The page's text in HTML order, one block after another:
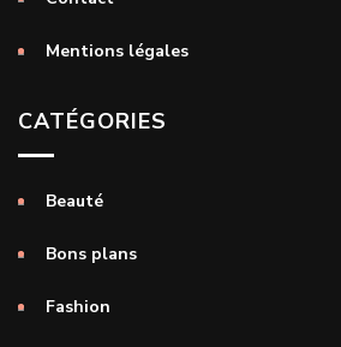
Mentions légales
CATÉGORIES
Beauté
Bons plans
Fashion